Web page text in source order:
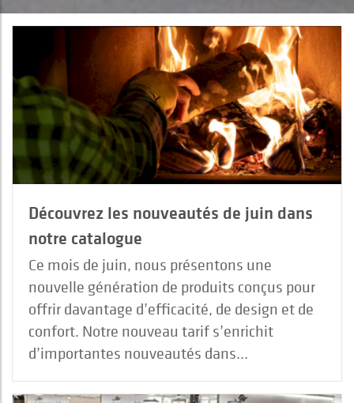
Découvrez les nouveautés de juin dans
notre catalogue
Ce mois de juin, nous présentons une
nouvelle génération de produits conçus pour
offrir davantage d’efficacité, de design et de
confort. Notre nouveau tarif s’enrichit
d’importantes nouveautés dans...